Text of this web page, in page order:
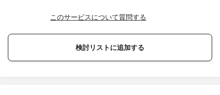
このサービスについて質問する
検討リストに追加する